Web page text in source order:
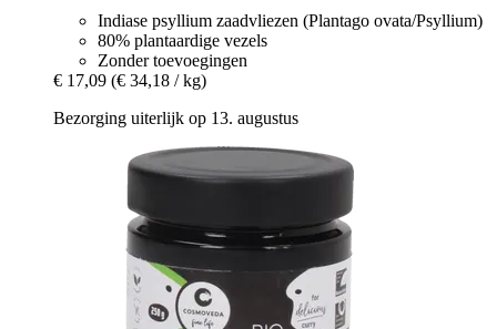
Indiase psyllium zaadvliezen (Plantago ovata/Psyllium)
80% plantaardige vezels
Zonder toevoegingen
€ 17,09 (€ 34,18 / kg)
Bezorging uiterlijk op 13. augustus